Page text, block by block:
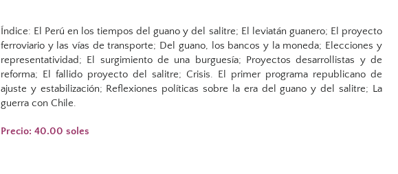
Índice: El Perú en los tiempos del guano y del salitre; El leviatán guanero; El proyecto
ferroviario y las vías de transporte; Del guano, los bancos y la moneda; Elecciones y
representatividad; El surgimiento de una burguesía; Proyectos desarrollistas y de
reforma; El fallido proyecto del salitre; Crisis. El primer programa republicano de
ajuste y estabilización; Reflexiones políticas sobre la era del guano y del salitre; La
guerra con Chile.
Precio: 40.00 soles